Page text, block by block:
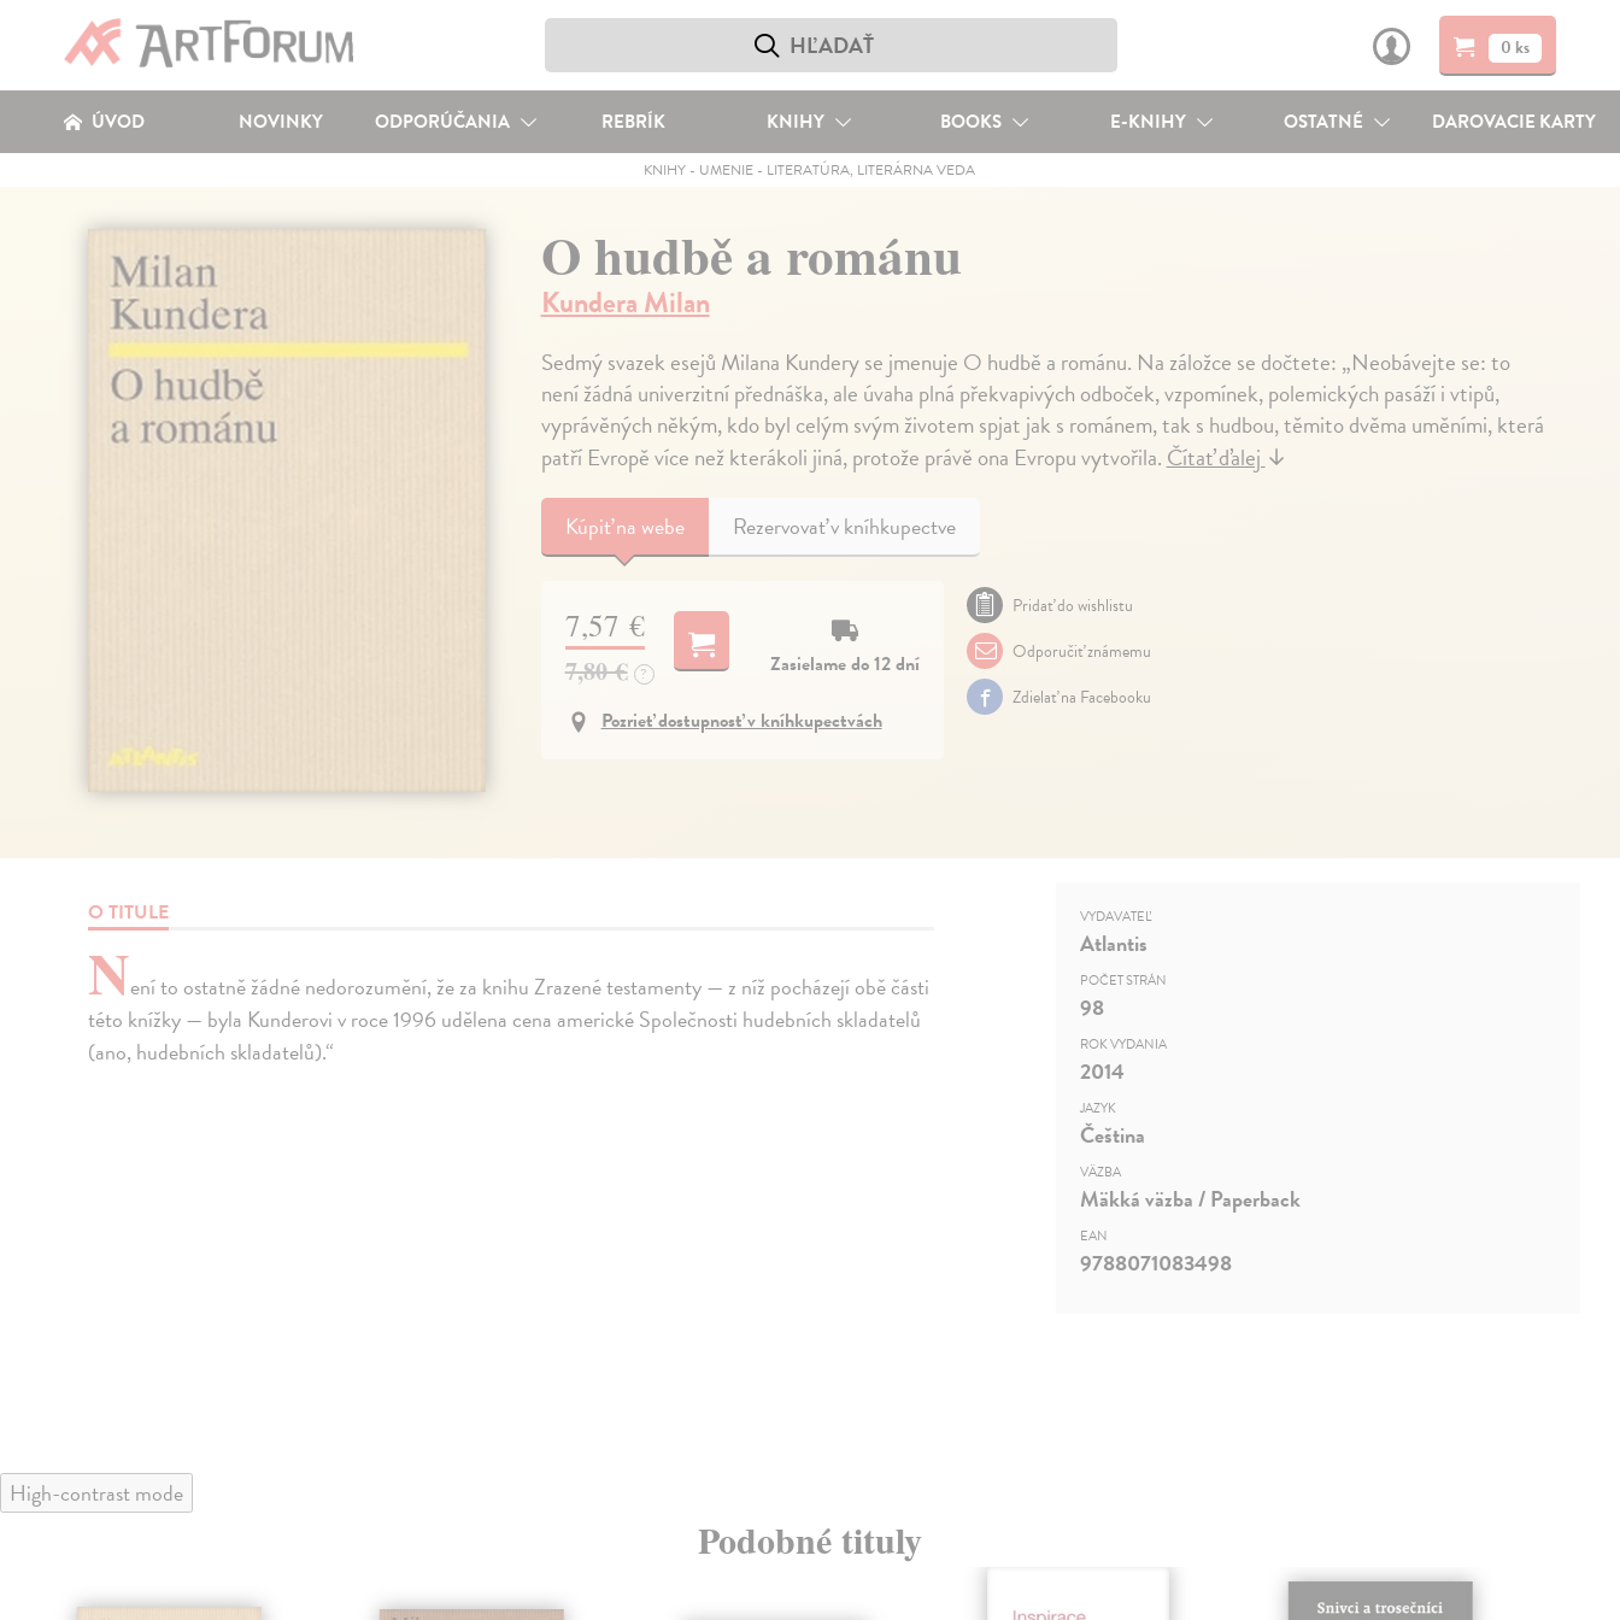
0 ks
ÚVOD NOVINKY ODPORÚČANIA REBRÍK KNIHY BOOKS E-KNIHY OSTATNÉ DAROVACIE KARTY
KNIHY - UMENIE - LITERATÚRA, LITERÁRNA VEDA
O hudbě a románu
Kundera Milan
Sedmý svazek esejů Milana Kundery se jmenuje O hudbě a románu. Na záložce se dočtete: „Neobávejte se: to
není žádná univerzitní přednáška, ale úvaha plná překvapivých odboček, vzpomínek, polemických pasáží i vtipů,
vyprávěných někým, kdo byl celým svým životem spjat jak s románem, tak s hudbou, těmito dvěma uměními, která
patří Evropě více než kterákoli jiná, protože právě ona Evropu vytvořila.Čítať ďalej↓
Kúpiťna webe Rezervovať v kníhkupectve
7,57 €
7,80 € ?
Zasielame do 12 dní
Pozrieť dostupnosť v kníhkupectvách
Pridať do wishlistu
Odporučiť známemu
Zdielať na Facebooku
O TITULE
Není to ostatně žádné nedorozumění, že za knihu Zrazené testamenty — z níž pocházejí obě části
této knížky — byla Kunderovi v roce 1996 udělena cena americké Společnosti hudebních skladatelů
(ano, hudebních skladatelů).“
VYDAVATEĽ
Atlantis
POČET STRÁN
98
ROK VYDANIA
2014
JAZYK
Čeština
VÄZBA
Mäkká väzba / Paperback
EAN
9788071083498
High-contrast mode
Podobné tituly